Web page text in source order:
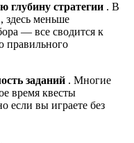
глубину стратегии . В
здесь меньше
— все сводится к
правильного
заданий . Многие
время квесты
если вы играете без